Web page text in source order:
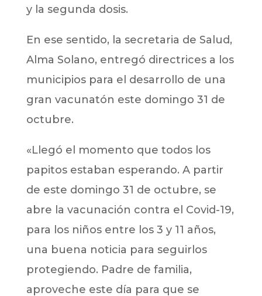
y la segunda dosis.
En ese sentido, la secretaria de Salud,
Alma Solano, entregó directrices a los
municipios para el desarrollo de una
gran vacunatón este domingo 31 de
octubre.
«Llegó el momento que todos los
papitos estaban esperando. A partir
de este domingo 31 de octubre, se
abre la vacunación contra el Covid-19,
para los niños entre los 3 y 11 años,
una buena noticia para seguirlos
protegiendo. Padre de familia,
aproveche este día para que se